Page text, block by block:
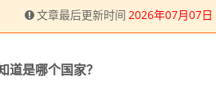
文章最后更新时间 2026年07月07日
是哪个国家？